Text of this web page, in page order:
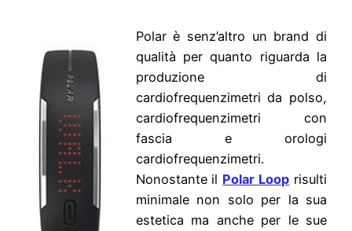
Polar è senz’altro un brand di
qualità per quanto riguarda la
produzione di
cardiofrequenzimetri da polso,
cardiofrequenzimetri con
fascia e orologi
cardiofrequenzimetri.
Nonostante il Polar Loop risulti
minimale non solo per la sua
estetica ma anche per le sue